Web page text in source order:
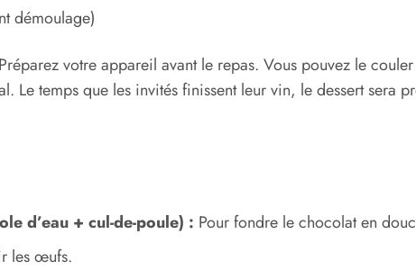
démoulage)
Préparez votre appareil avant le repas. Vous pouvez le
Le temps que les invités finissent leur vin, le dessert
d’eau + cul-de-poule) : Pour fondre le chocolat en
les œufs.